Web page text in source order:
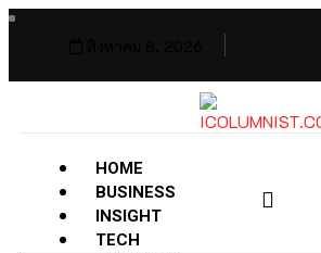
HOME
BUSINESS
INSIGHT
TECH